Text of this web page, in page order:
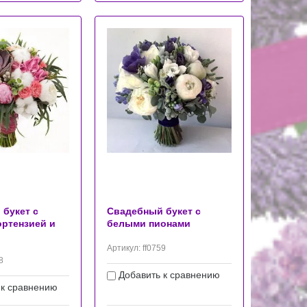
с
и
сравнению
Свадебный букет с
белыми пионами
Артикул: ff0759
Добавить к сравнению